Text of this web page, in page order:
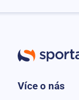
Více o nás